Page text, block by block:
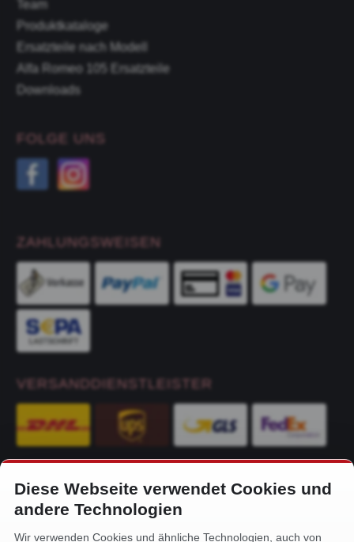
Team
Produktkataloge
Ersatzteile nach Modell
Alfa Romeo 105 Ersatzteile
Downloads
FOLGE UNS
ZAHLUNGSWEISEN
VERSANDDIENSTLEISTER
KONTAKT
Alfa-Service Hurtienne GmbH
Diese Webseite verwendet Cookies und
andere Technologien
Wir verwenden Cookies und ähnliche Technologien, auch von